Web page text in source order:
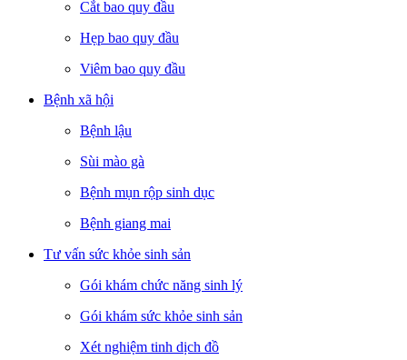
Cắt bao quy đầu
Hẹp bao quy đầu
Viêm bao quy đầu
Bệnh xã hội
Bệnh lậu
Sùi mào gà
Bệnh mụn rộp sinh dục
Bệnh giang mai
Tư vấn sức khỏe sinh sản
Gói khám chức năng sinh lý
Gói khám sức khỏe sinh sản
Xét nghiệm tinh dịch đồ